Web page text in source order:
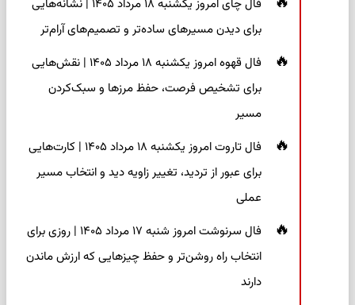
فال چای امروز یکشنبه ۱۸ مرداد ۱۴۰۵ | نشانه‌هایی
برای دیدن مسیرهای ساده‌تر و تصمیم‌های آرام‌تر
فال قهوه امروز یکشنبه ۱۸ مرداد ۱۴۰۵ | نقش‌هایی
برای تشخیص فرصت، حفظ مرزها و سبک‌کردن
مسیر
فال تاروت امروز یکشنبه ۱۸ مرداد ۱۴۰۵ | کارت‌هایی
برای عبور از تردید، تغییر زاویه دید و انتخاب مسیر
عملی
فال سرنوشت امروز شنبه ۱۷ مرداد ۱۴۰۵ | روزی برای
انتخاب راه روشن‌تر و حفظ چیزهایی که ارزش ماندن
دارند